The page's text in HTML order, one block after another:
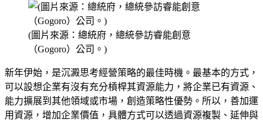
(圖片來源：總統府，總統參訪睿能創意
（Gogoro）公司。)
新年伊始，是沉澱思考經營策略的最佳時機。最基本的方式，
可以設想企業有沒有充分槓桿其資源能力，將企業已有資源、
能力擴展到其他領域或市場，創造策略性優勢。所以，善加運
用資源，增加企業價值，具體方式可以透過資源複製、延伸與